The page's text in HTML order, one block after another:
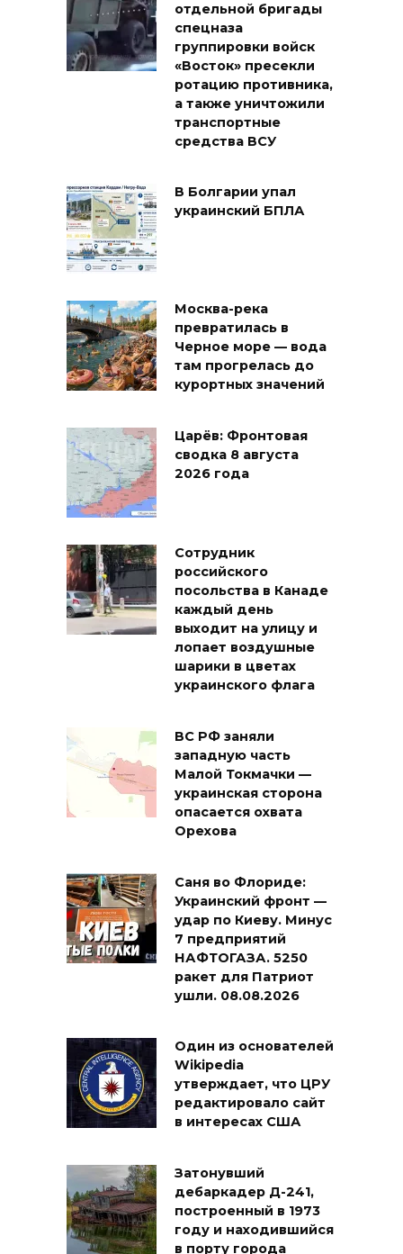
отдельной бригады
спецназа
группировки войск
«Восток» пресекли
ротацию противника,
а также уничтожили
транспортные
средства ВСУ
В Болгарии упал
украинский БПЛА
Москва-река
превратилась в
Черное море — вода
там прогрелась до
курортных значений
Царёв: Фронтовая
сводка 8 августа
2026 года
Сотрудник
российского
посольства в Канаде
каждый день
выходит на улицу и
лопает воздушные
шарики в цветах
украинского флага
ВС РФ заняли
западную часть
Малой Токмачки —
украинская сторона
опасается охвата
Орехова
Саня во Флориде:
Украинский фронт —
удар по Киеву. Минус
7 предприятий
НАФТОГАЗА. 5250
ракет для Патриот
ушли. 08.08.2026
Один из основателей
Wikipedia
утверждает, что ЦРУ
редактировало сайт
в интересах США
Затонувший
дебаркадер Д-241,
построенный в 1973
году и находившийся
в порту города